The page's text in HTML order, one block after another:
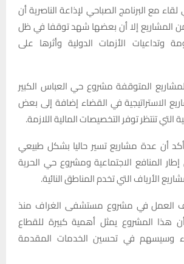
مع البرنامج الصباحي لإذاعة الناصرية أن
المشاريع إلا أن بعضها شهد توقفا في ظل
وتداعيات الأزمات الدولية وأثرها على
المتوقفة مشروع حي العباس الكبير
الاستراتيجية في القضاء إضافة إلى بعض
التي تنتظر توفر التخصيصات المالية اللازمة.
أن عدة مشاريع تسير حاليا بشكل طبيعي
المنافع الاجتماعية ومشروع حي الحرية
الأرياف التي تخدم المناطق النائية.
العمل في مشروع مستشفى الغراف منذ
هذا المشروع يمثل أهمية كبيرة للقطاع
وسيسهم في تحسين الخدمات المقدمة